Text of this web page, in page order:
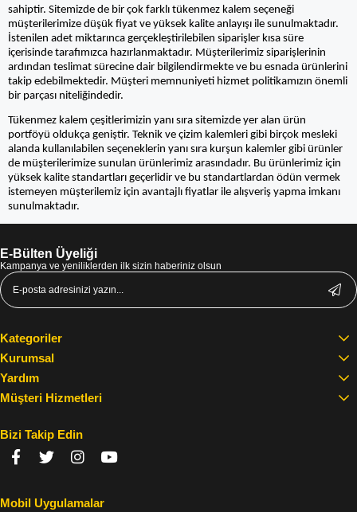
sahiptir. Sitemizde de bir çok farklı tükenmez kalem seçeneği
müşterilerimize düşük fiyat ve yüksek kalite anlayışı ile sunulmaktadır.
İstenilen adet miktarınca gerçekleştirilebilen siparişler kısa süre
içerisinde tarafımızca hazırlanmaktadır. Müşterilerimiz siparişlerinin
ardından teslimat sürecine dair bilgilendirmekte ve bu esnada ürünlerini
takip edebilmektedir. Müşteri memnuniyeti hizmet politikamızın önemli
bir parçası niteliğindedir.
Tükenmez kalem çeşitlerimizin yanı sıra sitemizde yer alan ürün
portföyü oldukça geniştir. Teknik ve çizim kalemleri gibi birçok mesleki
alanda kullanılabilen seçeneklerin yanı sıra kurşun kalemler gibi ürünler
de müşterilerimize sunulan ürünlerimiz arasındadır. Bu ürünlerimiz için
yüksek kalite standartları geçerlidir ve bu standartlardan ödün vermek
istemeyen müşterilemiz için avantajlı fiyatlar ile alışveriş yapma imkanı
sunulmaktadır.
E-Bülten Üyeliği
Kampanya ve yeniliklerden ilk sizin haberiniz olsun
Kategoriler
Kurumsal
Yardım
Müşteri Hizmetleri
Bizi Takip Edin
Mobil Uygulamalar